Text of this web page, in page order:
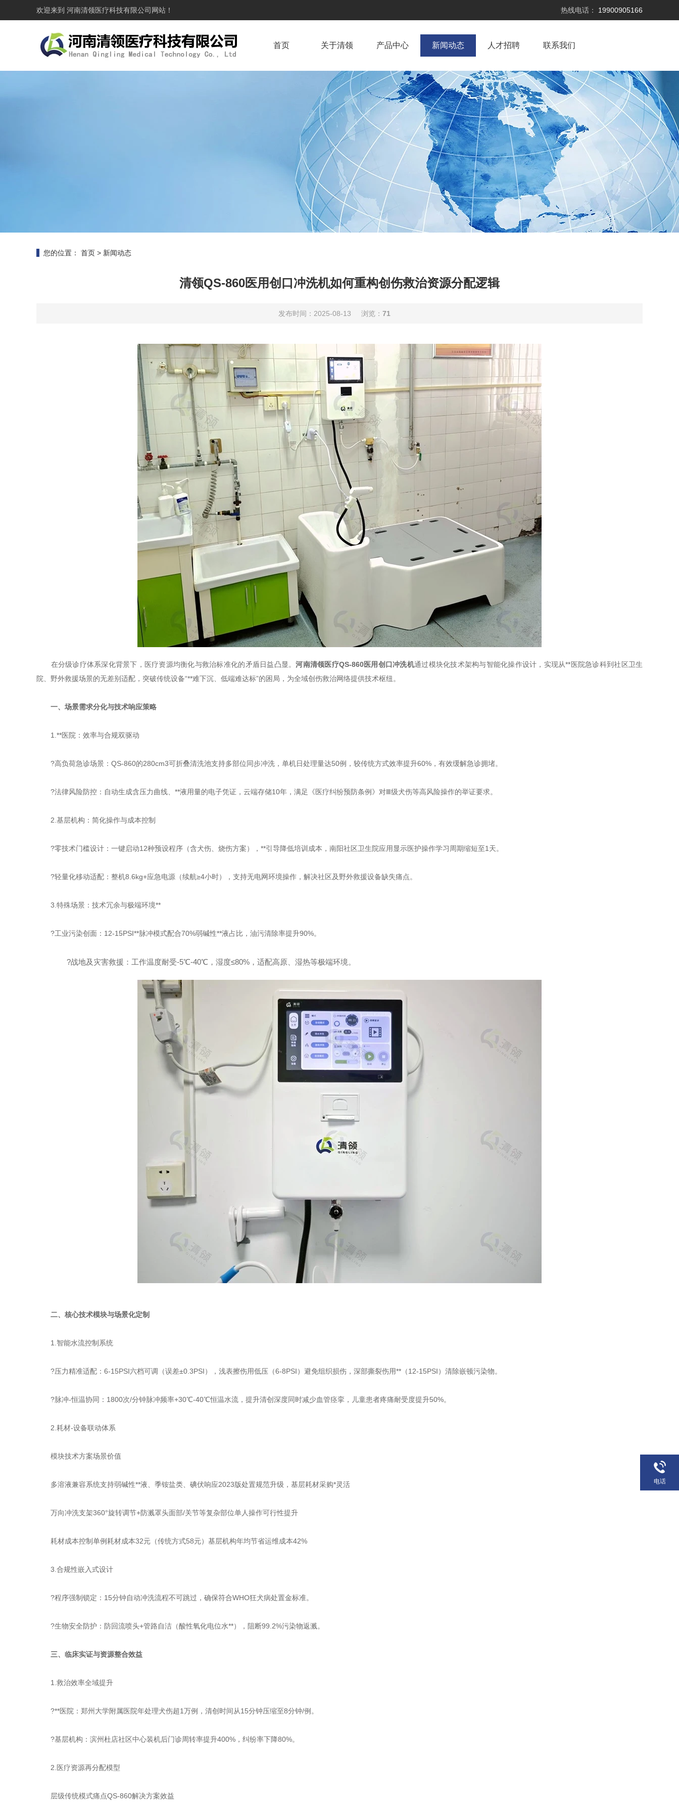
欢迎来到 河南清领医疗科技有限公司 网站！ 热线电话： 19900905166
首页 关于清领 产品中心 新闻动态 人才招聘 联系我们
您的位置： 首页 > 新闻动态
清领QS-860医用创口冲洗机如何重构创伤救治资源分配逻辑
发布时间：2025-08-13 浏览： 71
在分级诊疗体系深化背景下，医疗资源均衡化与救治标准化的矛盾日益凸显。河南清领医疗QS-860医用创口冲洗机通过模块化技术架构与智能化操作设计，实现从**医院急诊科到社区卫生
院、野外救援场景的无差别适配，突破传统设备“**难下沉、低端难达标”的困局，为全域创伤救治网络提供技术枢纽。
一、场景需求分化与技术响应策略
1.**医院：效率与合规双驱动
?高负荷急诊场景：QS-860的280cm3可折叠清洗池支持多部位同步冲洗，单机日处理量达50例，较传统方式效率提升60%，有效缓解急诊拥堵。
?法律风险防控：自动生成含压力曲线、**液用量的电子凭证，云端存储10年，满足《医疗纠纷预防条例》对Ⅲ级犬伤等高风险操作的举证要求。
2.基层机构：简化操作与成本控制
?零技术门槛设计：一键启动12种预设程序（含犬伤、烧伤方案），**引导降低培训成本，南阳社区卫生院应用显示医护操作学习周期缩短至1天。
?轻量化移动适配：整机8.6kg+应急电源（续航≥4小时），支持无电网环境操作，解决社区及野外救援设备缺失痛点。
3.特殊场景：技术冗余与极端环境**
?工业污染创面：12-15PSI**脉冲模式配合70%弱碱性**液占比，油污清除率提升90%。
?战地及灾害救援：工作温度耐受-5℃-40℃，湿度≤80%，适配高原、湿热等极端环境。
二、核心技术模块与场景化定制
1.智能水流控制系统
?压力精准适配：6-15PSI六档可调（误差±0.3PSI），浅表擦伤用低压（6-8PSI）避免组织损伤，深部撕裂伤用**（12-15PSI）清除嵌顿污染物。
?脉冲-恒温协同：1800次/分钟脉冲频率+30℃-40℃恒温水流，提升清创深度同时减少血管痉挛，儿童患者疼痛耐受度提升50%。
2.耗材-设备联动体系
模块技术方案场景价值
多溶液兼容系统支持弱碱性**液、季铵盐类、碘伏响应2023版处置规范升级，基层耗材采购*灵活
万向冲洗支架360°旋转调节+防溅罩头面部/关节等复杂部位单人操作可行性提升
耗材成本控制单例耗材成本32元（传统方式58元）基层机构年均节省运维成本42%
3.合规性嵌入式设计
?程序强制锁定：15分钟自动冲洗流程不可跳过，确保符合WHO狂犬病处置金标准。
?生物安全防护：防回流喷头+管路自洁（酸性氧化电位水**），阻断99.2%污染物返溅。
三、临床实证与资源整合效益
1.救治效率全域提升
?**医院：郑州大学附属医院年处理犬伤超1万例，清创时间从15分钟压缩至8分钟/例。
?基层机构：滨州杜店社区中心装机后门诊周转率提升400%，纠纷率下降80%。
2.医疗资源再分配模型
层级传统模式痛点QS-860解决方案效益
电话